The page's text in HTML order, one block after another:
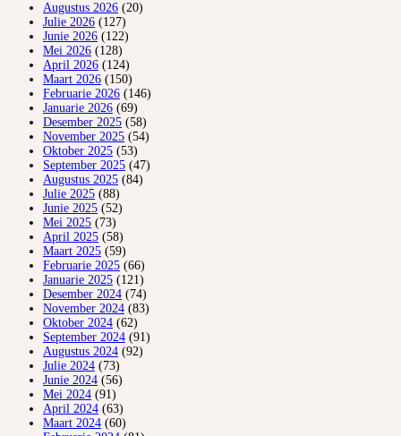
Augustus 2026 (20)
Julie 2026 (127)
Junie 2026 (122)
Mei 2026 (128)
April 2026 (124)
Maart 2026 (150)
Februarie 2026 (146)
Januarie 2026 (69)
Desember 2025 (58)
November 2025 (54)
Oktober 2025 (53)
September 2025 (47)
Augustus 2025 (84)
Julie 2025 (88)
Junie 2025 (52)
Mei 2025 (73)
April 2025 (58)
Maart 2025 (59)
Februarie 2025 (66)
Januarie 2025 (121)
Desember 2024 (74)
November 2024 (83)
Oktober 2024 (62)
September 2024 (91)
Augustus 2024 (92)
Julie 2024 (73)
Junie 2024 (56)
Mei 2024 (91)
April 2024 (63)
Maart 2024 (60)